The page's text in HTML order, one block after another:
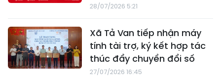
28/07/2026 5:21
Xã Tả Van tiếp nhận máy
tính tài trợ, ký kết hợp tác
thúc đẩy chuyển đổi số
27/07/2026 16:45